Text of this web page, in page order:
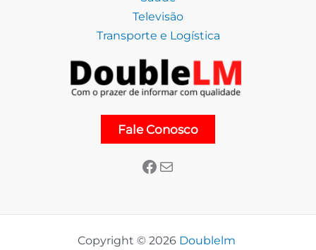
Televisão
Transporte e Logística
Fale Conosco
Copyright © 2026 Doublelm